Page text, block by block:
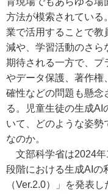
方法が模索されている
業で活用することで教
減や、学習活動のさら
期待される一方で、プ
やデータ保護、著作権
確性などの問題も懸念
る。児童生徒の生成AI
いて、どのような姿勢
なのか。
文部科学省は2024年
段階における生成AIの
（Ver.2.0）」を発表